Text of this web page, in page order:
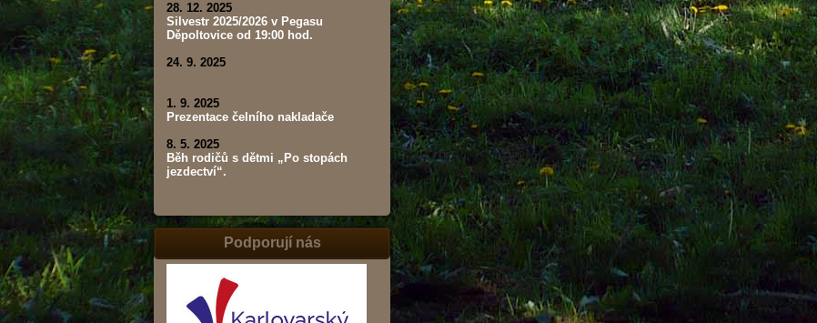
28. 12. 2025
Silvestr 2025/2026 v Pegasu
Děpoltovice od 19:00 hod.
24. 9. 2025
1. 9. 2025
Prezentace čelního nakladače
8. 5. 2025
Běh rodičů s dětmi „Po stopách
jezdectví“.
Podporují nás